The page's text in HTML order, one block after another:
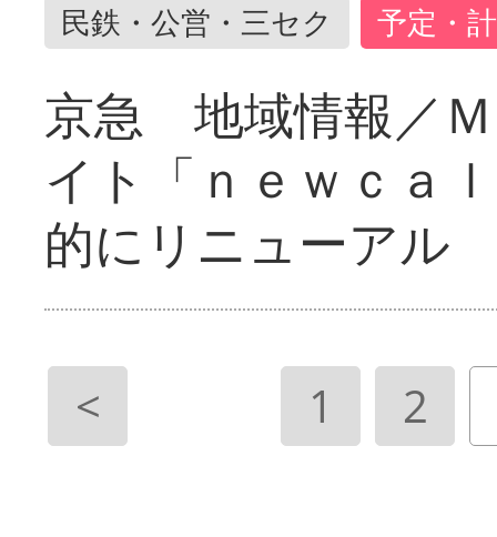
民鉄・公営・三セク 予定・
京急 地域情報／
イト「ｎｅｗｃａ
的にリニューアル
< 1 2